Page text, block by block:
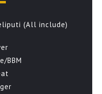
(All include)
BBM